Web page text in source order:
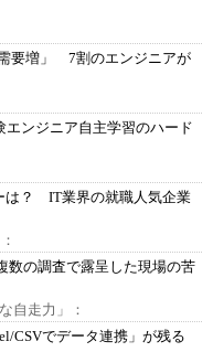
要増」 7割のエンジニアが
ンジニア自主学習のハード
は？ IT業界の就職人気企業
数の調査で露呈した現場の苦
自走力」：
CSVでデータ連携」が残る